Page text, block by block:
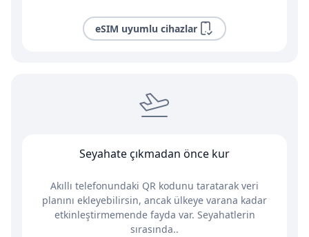
eSIM uyumlu cihazlar
Seyahate çıkmadan önce kur
Akıllı telefonundaki QR kodunu taratarak veri
planını ekleyebilirsin, ancak ülkeye varana kadar
etkinleştirmemende fayda var. Seyahatlerin
sırasında..